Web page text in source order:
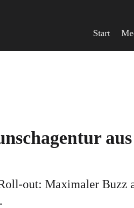
Start
aus
out: Maximaler Buzz